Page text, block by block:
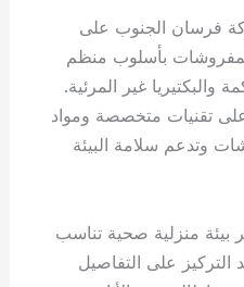
فرسان الجنوب على
بأسلوب منظم
والبكتيريا غير المرئية.
تقنيات متخصصة ومواد
وتدعم سلامة البيئة
بيئة منزلية صحية تناسب
على التفاصيل